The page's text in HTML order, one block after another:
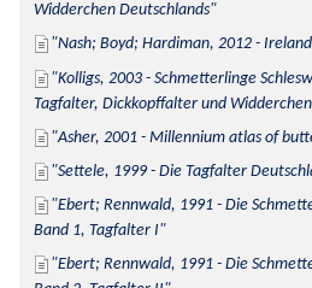
Widderchen Deutschlands
Nash; Boyd; Hardiman, 2012 -
Kolligs, 2003 - Schmetterlinge
Tagfalter, Dickkopffalter und Widderchen
Asher, 2001 - Millennium atlas of
Settele, 1999 - Die Tagfalter
Ebert; Rennwald, 1991 - Die
Band 1, Tagfalter I
Ebert; Rennwald, 1991 - Die